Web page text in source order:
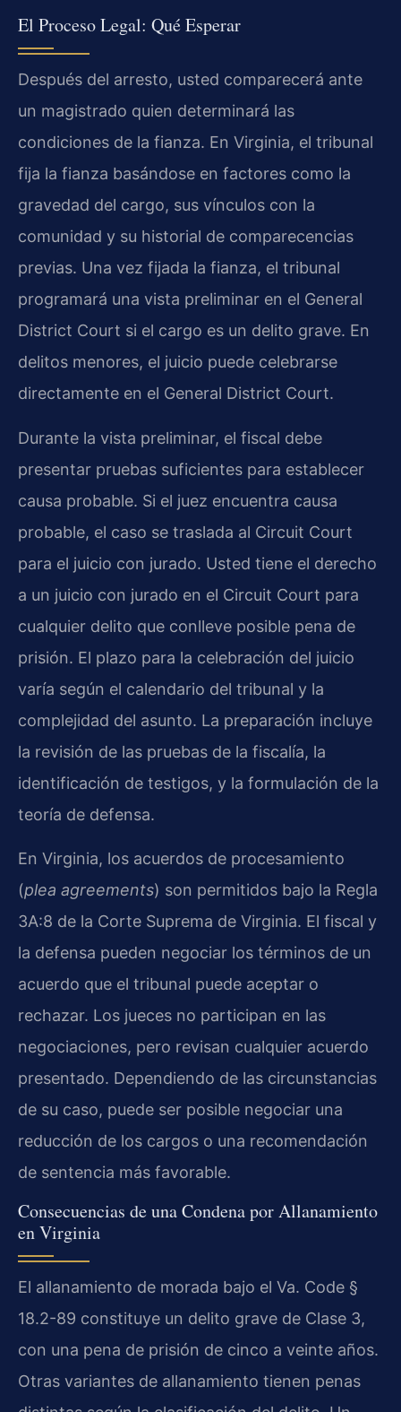
El Proceso Legal: Qué Esperar
Después del arresto, usted comparecerá ante
un magistrado quien determinará las
condiciones de la fianza. En Virginia, el tribunal
fija la fianza basándose en factores como la
gravedad del cargo, sus vínculos con la
comunidad y su historial de comparecencias
previas. Una vez fijada la fianza, el tribunal
programará una vista preliminar en el General
District Court si el cargo es un delito grave. En
delitos menores, el juicio puede celebrarse
directamente en el General District Court.
Durante la vista preliminar, el fiscal debe
presentar pruebas suficientes para establecer
causa probable. Si el juez encuentra causa
probable, el caso se traslada al Circuit Court
para el juicio con jurado. Usted tiene el derecho
a un juicio con jurado en el Circuit Court para
cualquier delito que conlleve posible pena de
prisión. El plazo para la celebración del juicio
varía según el calendario del tribunal y la
complejidad del asunto. La preparación incluye
la revisión de las pruebas de la fiscalía, la
identificación de testigos, y la formulación de la
teoría de defensa.
En Virginia, los acuerdos de procesamiento
(plea agreements) son permitidos bajo la Regla
3A:8 de la Corte Suprema de Virginia. El fiscal y
la defensa pueden negociar los términos de un
acuerdo que el tribunal puede aceptar o
rechazar. Los jueces no participan en las
negociaciones, pero revisan cualquier acuerdo
presentado. Dependiendo de las circunstancias
de su caso, puede ser posible negociar una
reducción de los cargos o una recomendación
de sentencia más favorable.
Consecuencias de una Condena por Allanamiento
en Virginia
El allanamiento de morada bajo el Va. Code §
18.2-89 constituye un delito grave de Clase 3,
con una pena de prisión de cinco a veinte años.
Otras variantes de allanamiento tienen penas